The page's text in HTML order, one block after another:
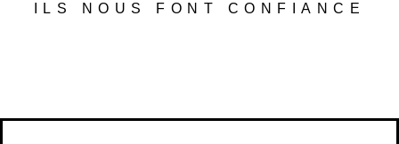
ILS NOUS FONT CONFIANCE